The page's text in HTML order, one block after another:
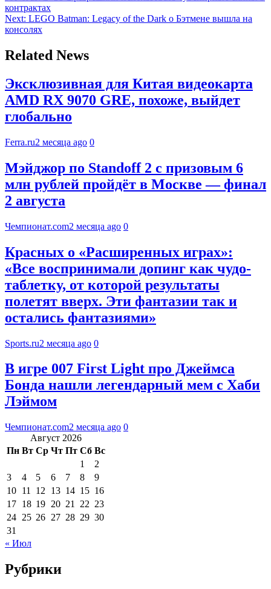
контрактах
Next: LEGO Batman: Legacy of the Dark о Бэтмене вышла на
консолях
Related News
Эксклюзивная для Китая видеокарта
AMD RX 9070 GRE, похоже, выйдет
глобально
Ferra.ru2 месяца ago 0
Мэйджор по Standoff 2 с призовым 6
млн рублей пройдёт в Москве — финал
2 августа
Чемпионат.com2 месяца ago 0
Красных о «Расширенных играх»:
«Все воспринимали допинг как чудо-
таблетку, от которой результаты
полетят вверх. Эти фантазии так и
остались фантазиями»
Sports.ru2 месяца ago 0
В игре 007 First Light про Джеймса
Бонда нашли легендарный мем с Хаби
Лэймом
Чемпионат.com2 месяца ago 0
Август 2026
Пн Вт Ср Чт Пт Сб Вс
1
2
3
4 5 6 7 8
9
10 11 12 13 14 15 16
17 18 19 20 21 22 23
24 25 26 27 28 29 30
31
« Июл
Рубрики